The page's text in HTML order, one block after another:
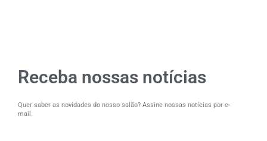
Receba nossas notícias
Quer saber as novidades do nosso salão? Assine nossas notícias por e-
mail.